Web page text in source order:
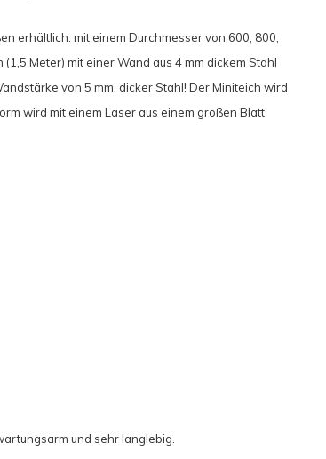
erhältlich: mit einem Durchmesser von 600, 800,
Meter) mit einer Wand aus 4 mm dickem Stahl
von 5 mm. dicker Stahl! Der Miniteich wird
wird mit einem Laser aus einem großen Blatt
und sehr langlebig.